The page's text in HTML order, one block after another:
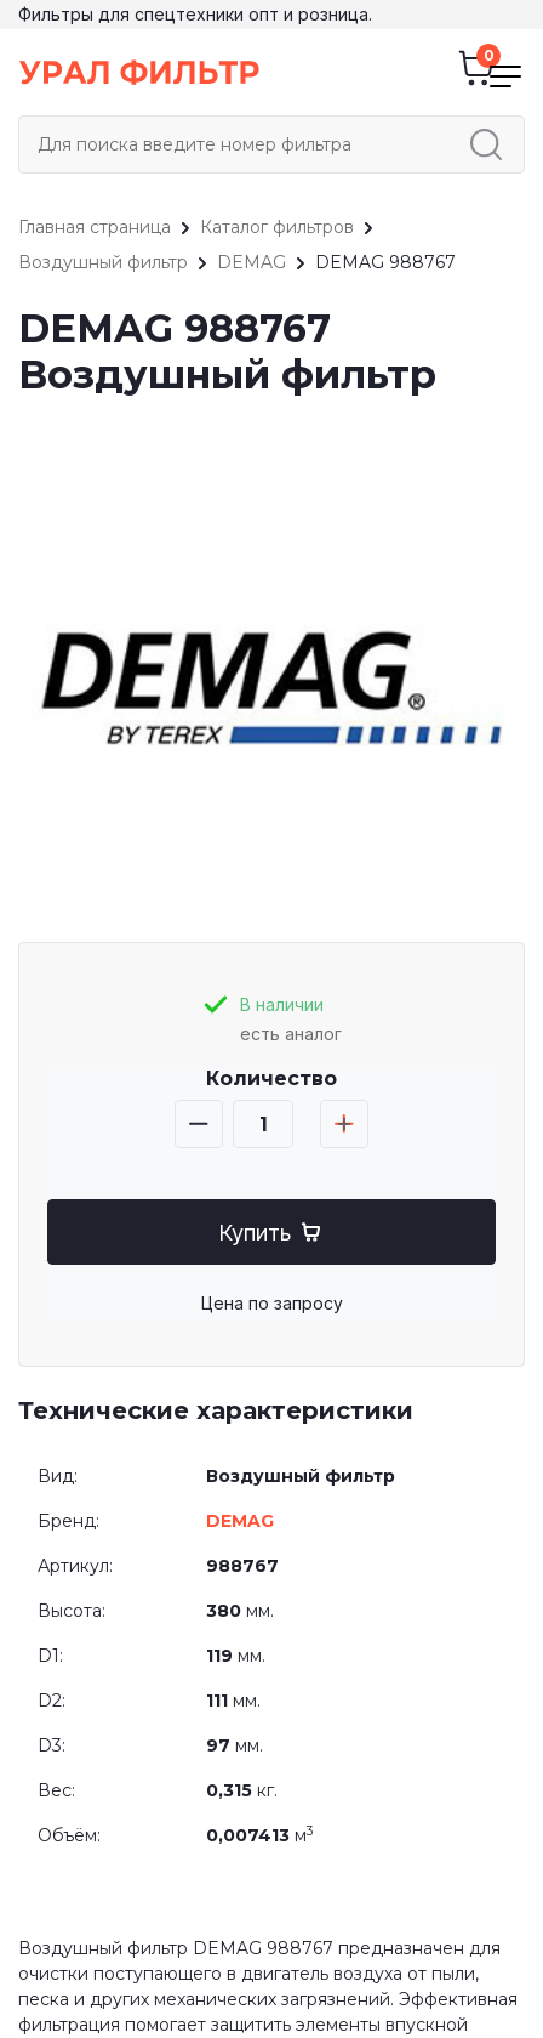
Фильтры для спецтехники опт и розница.
Главная страница
Каталог фильтров
Воздушный фильтр
DEMAG DEMAG 988767
DEMAG 988767
Воздушный фильтр
В наличии
есть аналог
Количество
Купить
Цена по запросу
Технические характеристики
Вид: Воздушный фильтр
Бренд: DEMAG
Артикул: 988767
Высота: 380 мм.
D1: 119 мм.
D2: 111 мм.
D3: 97 мм.
Вес: 0,315 кг.
Объём: 0,007413 м3
Воздушный фильтр DEMAG 988767 предназначен для
очистки поступающего в двигатель воздуха от пыли,
песка и других механических загрязнений. Эффективная
фильтрация помогает защитить элементы впускной